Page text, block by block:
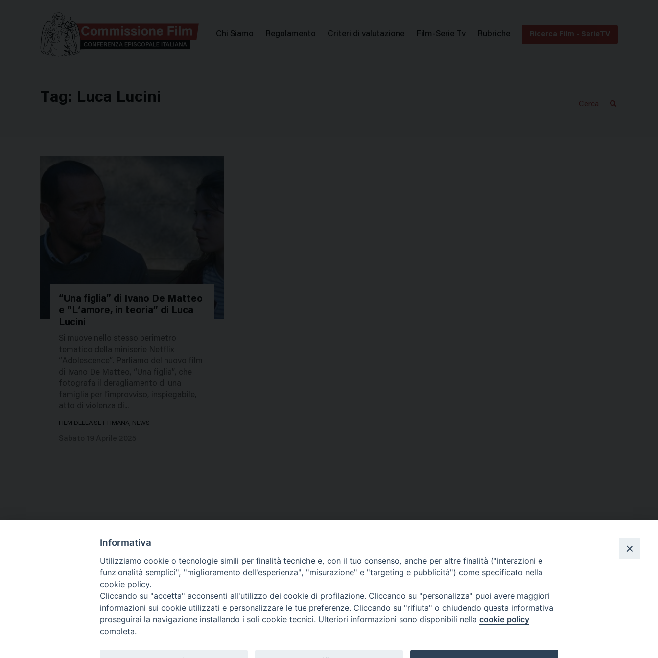
Menu
Chi Siamo Regolamento Criteri di valutazione Film-Serie Tv Rubriche Ricerca Film - SerieTV
Tag: Luca Lucini
680200
“Una figlia” di Ivano De Matteo
e “L’amore, in teoria” di Luca
Lucini
Si muove nello stesso perimetro
tematico della miniserie Netflix
“Adolescence”. Parliamo del nuovo film
di Ivano De Matteo, “Una figlia”, che
fotografa il deragliamento di una
famiglia per l’improvviso, inspiegabile,
atto di violenza di...
FILM DELLA SETTIMANA, NEWS
Contatti & Info
C.ne Aurelia, 50 – 00165 Roma
Credits
Scrivi a: cnvf@chiesacattolica.it
Privacy Policy
Informativa
Utilizziamo cookie o tecnologie simili per finalità tecniche e, con il tuo consenso, anche per altre finalità ("interazioni e
funzionalità semplici", "miglioramento dell'esperienza", "misurazione" e "targeting e pubblicità") come specificato nella
cookie policy.
Cliccando su "accetta" acconsenti all'utilizzo dei cookie di profilazione. Cliccando su "personalizza" puoi avere maggiori
informazioni sui cookie utilizzati e personalizzare le tue preferenze. Cliccando su "rifiuta" o chiudendo questa informativa
proseguirai la navigazione installando i soli cookie tecnici. Ulteriori informazioni sono disponibili nella cookie policy
completa.